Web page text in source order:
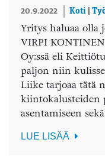
20.9.2022 Koti
Yritys haluaa olla
VIRPI
Oy:ssä eli
paljon niin
Liike tarjoaa tätä
kiintokalusteiden
asentamiseen
LUE LISÄÄ